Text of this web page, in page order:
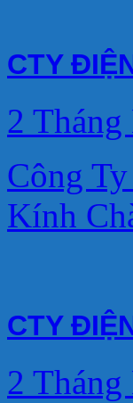
CTY
2
Công
Kính
CTY
2